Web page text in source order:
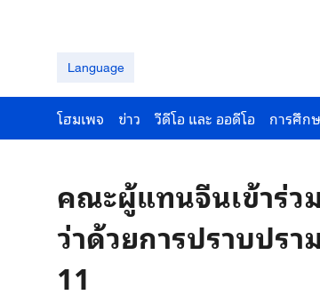
Language
โฮมเพจ ข่าว วีดีโอ และ ออดีโอ การศึก
คณะผู้แทนจีนเข้าร่ว
ว่าด้วยการปราบปร
11